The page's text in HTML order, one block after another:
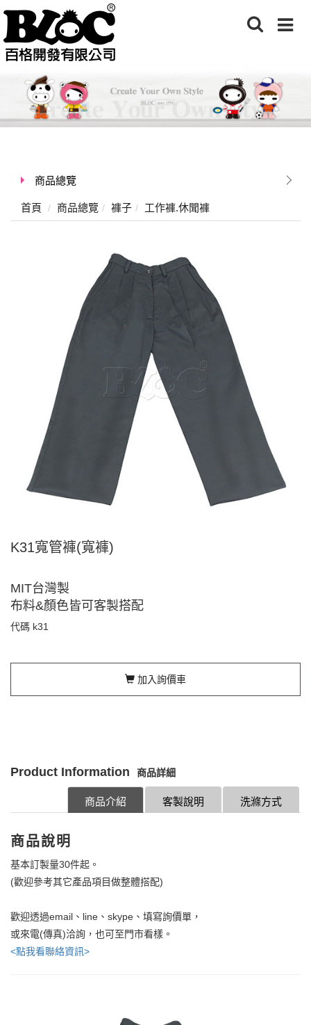
商品總覽
首頁 商品總覽 褲子 工作褲.休聞褲
K31寬管褲(寬褲)
MIT台灣製
布料&顏色皆可客製搭配
代碼 k31
加入詢價車
Product Information 商品詳細
洗滌方式
客製說明
商品介紹
商品說明
基本訂製量30件起。
(歡迎參考其它產品項目做整體搭配)
歡迎透過email、line、skype、填寫詢價單，
或來電(傳真)洽詢，也可至門市看樣。
<點我看聯絡資訊>